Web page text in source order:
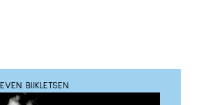
EVEN BIJKLETSEN